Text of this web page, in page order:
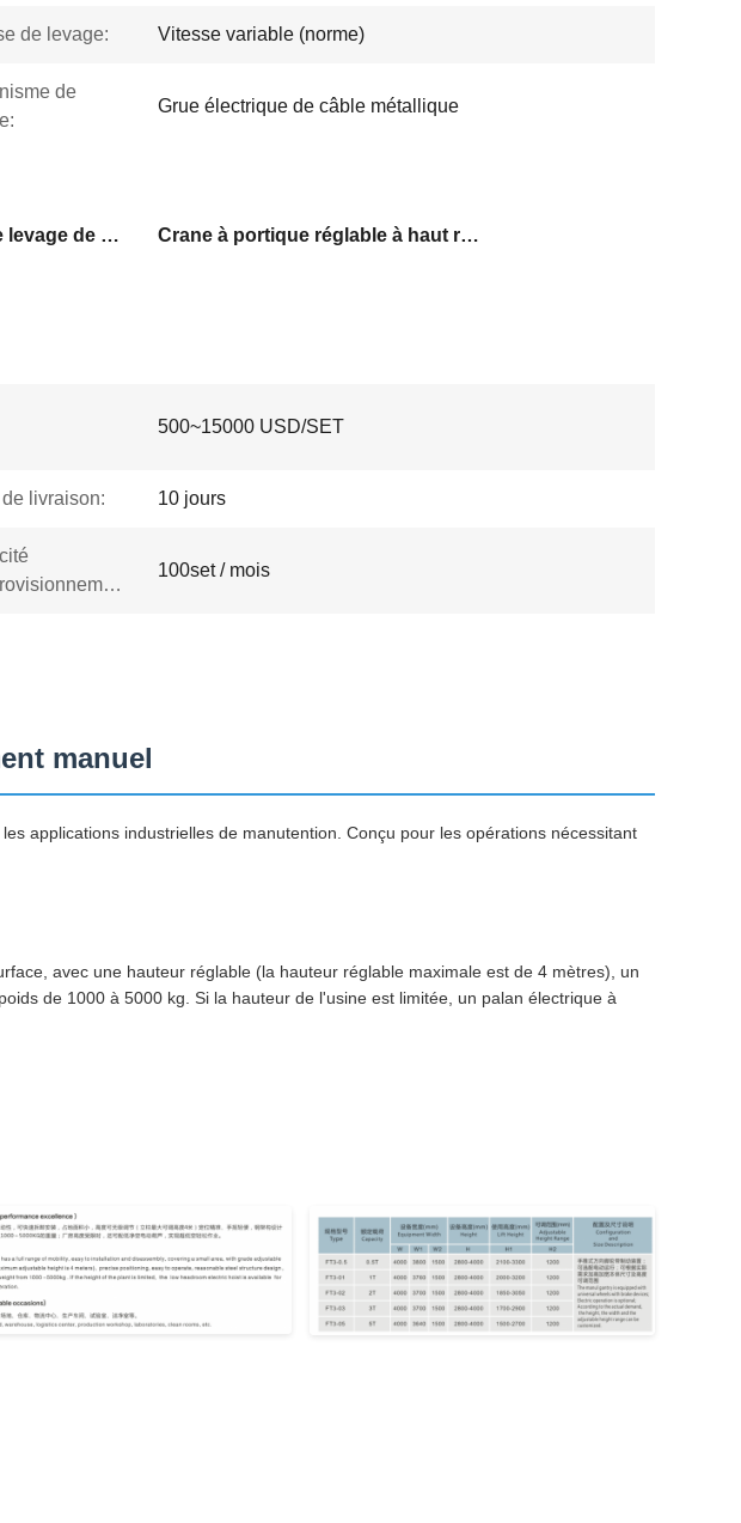
de levage: Vitesse variable (norme)
de
Grue électrique de câble métallique
Opération manuelle de levage de grue de portique Crane à portique réglable à haut rendement
500~15000 USD/SET
livraison: 10 jours
d'approvisionnement:
100set / mois
manuel
applications industrielles de manutention. Conçu pour les opérations nécessitant
avec une hauteur réglable (la hauteur réglable maximale est de 4 mètres), un
de 1000 à 5000 kg. Si la hauteur de l'usine est limitée, un palan électrique à